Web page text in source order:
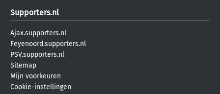
Supporters.nl
Ajax.supporters.nl
Feyenoord.supporters.nl
PSV.supporters.nl
Sitemap
Mijn voorkeuren
Cookie-instellingen